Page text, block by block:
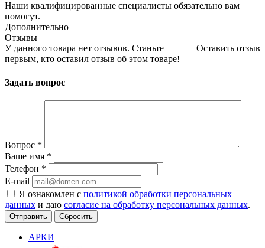
Наши квалифицированные специалисты обязательно вам
помогут.
Дополнительно
Отзывы
Оставить отзыв
У данного товара нет отзывов. Станьте
первым, кто оставил отзыв об этом товаре!
Задать вопрос
Вопрос *
Ваше имя *
Телефон *
E-mail
Я ознакомлен с политикой обработки персональных
данных и даю согласие на обработку персональных данных.
Сбросить
АРКИ